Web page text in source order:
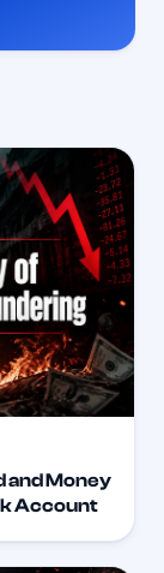
and Money
Account